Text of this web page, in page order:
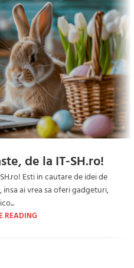
de la IT-SH.ro!
Esti in cautare de idei de
ai vrea sa oferi gadgeturi,
READING